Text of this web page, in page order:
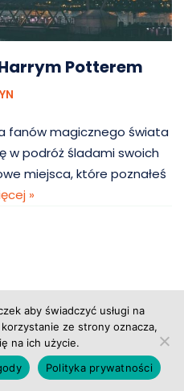
Potterem
fanów magicznego świata
w podróż śladami swoich
miejsca, które poznałeś
»
CoWartoZwiedzic.pl
prywatności|
Bilety na kabaret
aby świadczyć usługi na
ze strony oznacza,
na ich użycie.
Polityka prywatności